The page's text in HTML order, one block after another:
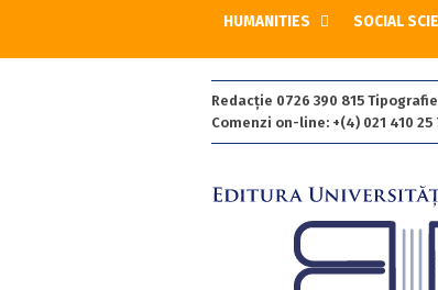
HUMANITIES SOCIAL
Redacție 0726 390 815
Comenzi on-line: +(4) 021 410 25